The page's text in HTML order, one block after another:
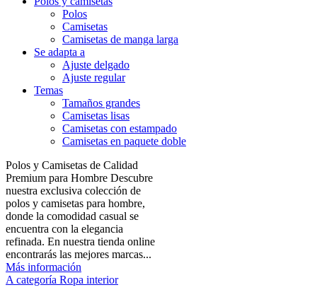
Polos
Camisetas
Camisetas de manga larga
Se adapta a
Ajuste delgado
Ajuste regular
Temas
Tamaños grandes
Camisetas lisas
Camisetas con estampado
Camisetas en paquete doble
Polos y Camisetas de Calidad
Premium para Hombre Descubre
nuestra exclusiva colección de
polos y camisetas para hombre,
donde la comodidad casual se
encuentra con la elegancia
refinada. En nuestra tienda online
encontrarás las mejores marcas...
Más información
A categoría Ropa interior